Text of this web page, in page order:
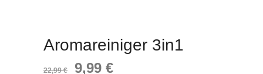
Aromareiniger 3in1
22,99€
Ursprünglicher
9,99 €Aktueller